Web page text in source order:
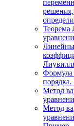
Теорема
Формула
Метод
Метод